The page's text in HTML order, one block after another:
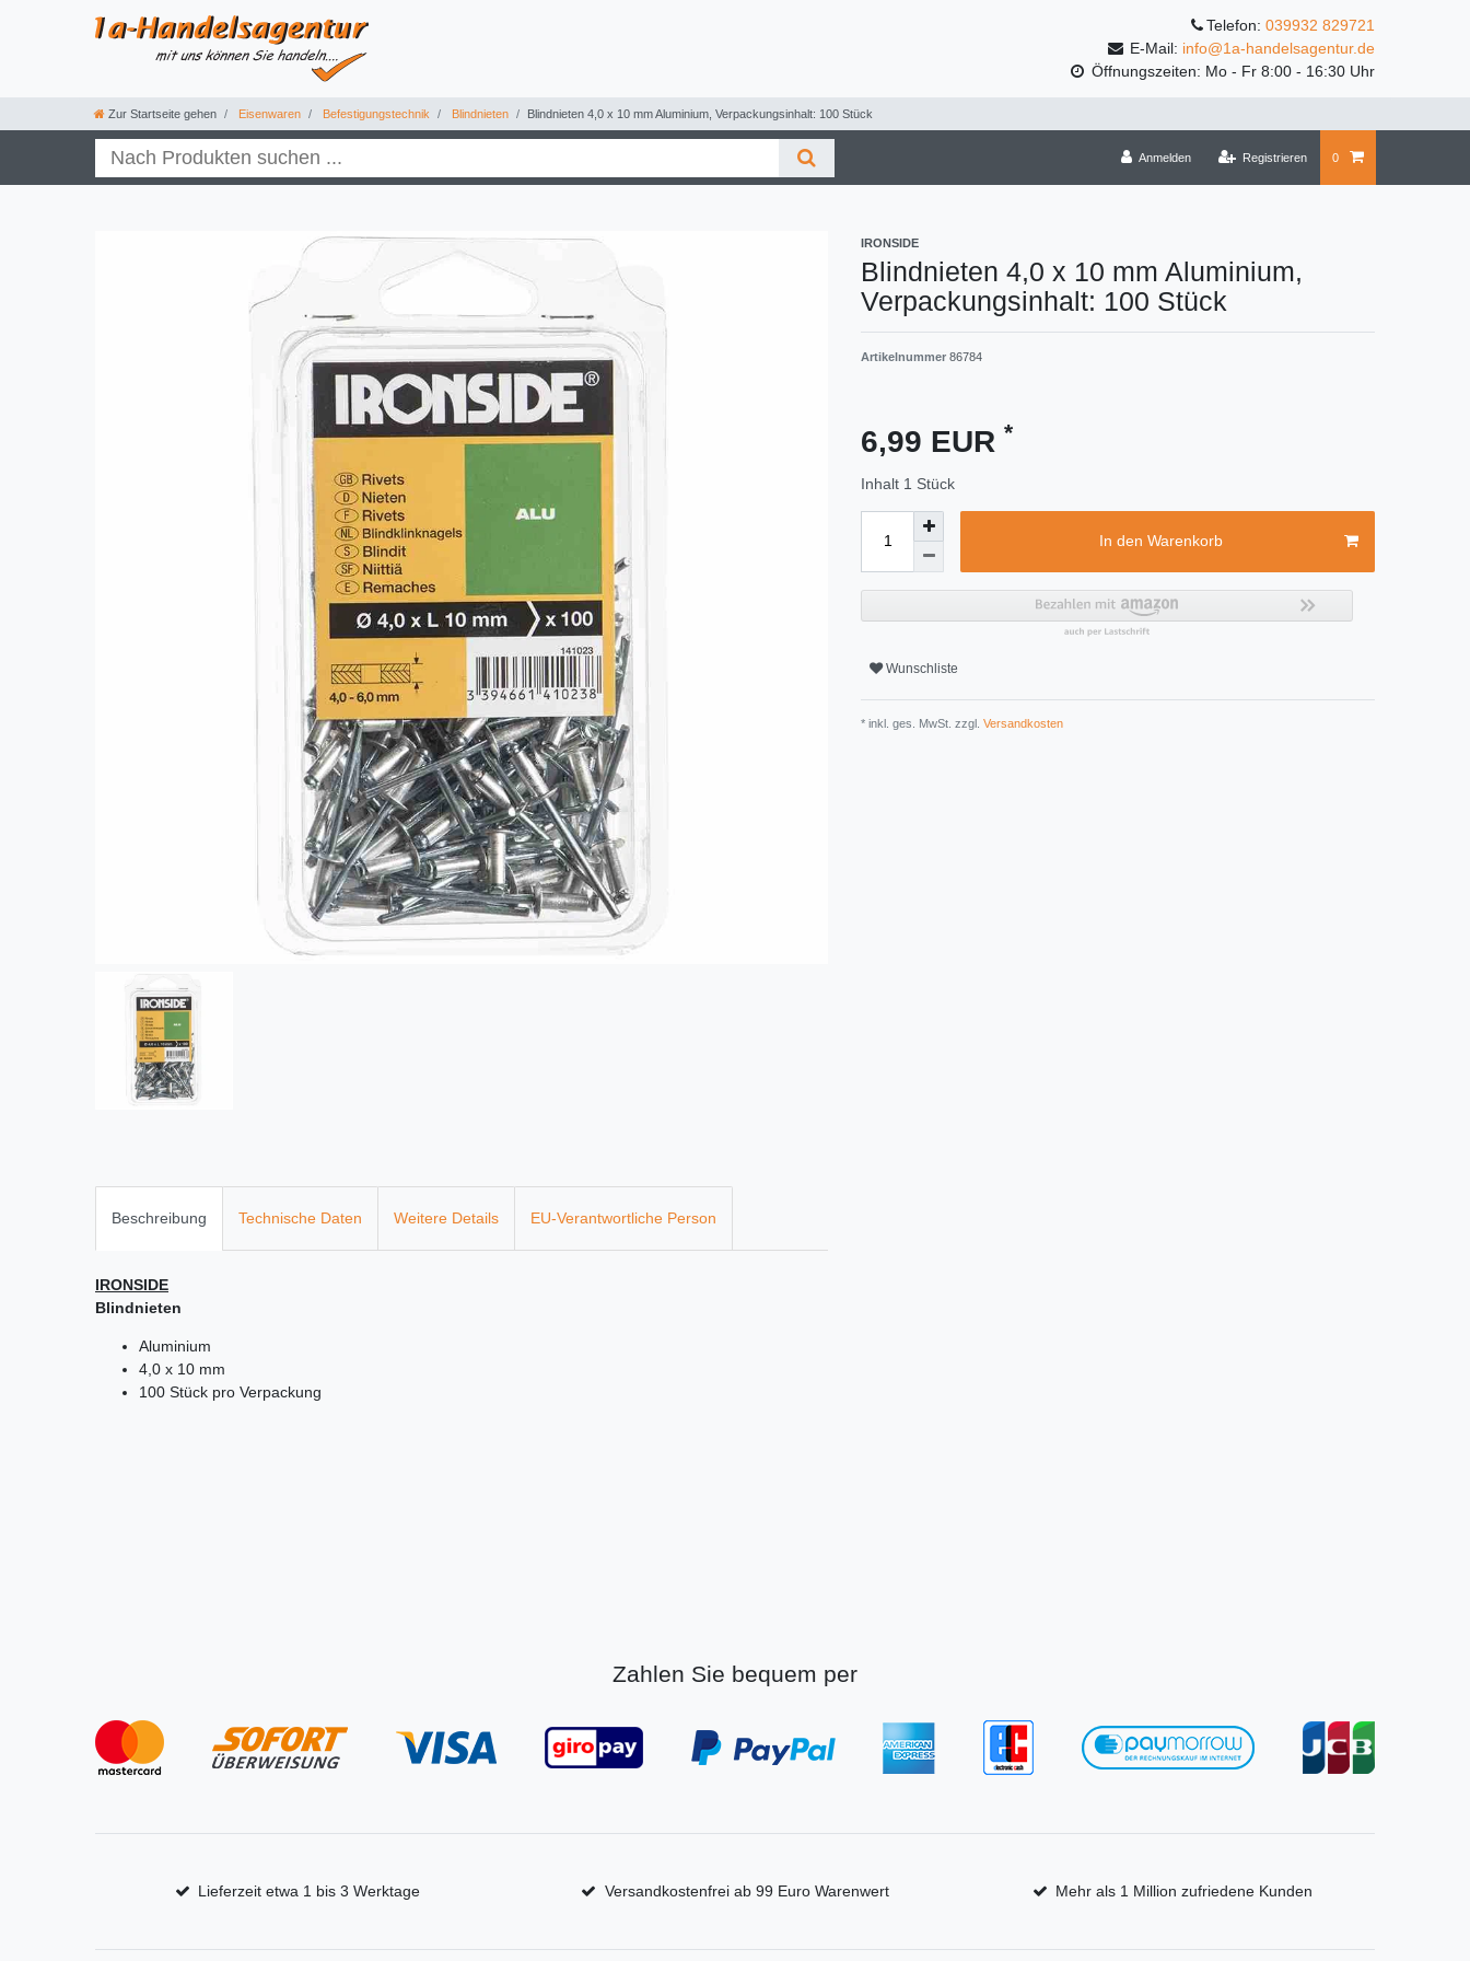
Telefon: 039932 829721
E-Mail: info@1a-handelsagentur.de
Öffnungszeiten: Mo - Fr 8:00 - 16:30 Uhr
Zur Startseite gehen Eisenwaren Befestigungstechnik Blindnieten Blindnieten 4,0 x 10 mm Aluminium, Verpackungsinhalt: 100 Stück
Anmelden Registrieren 0
IRONSIDE
Blindnieten 4,0 x 10 mm Aluminium,
Verpackungsinhalt: 100 Stück
Artikelnummer 86784
6,99 EUR *
Inhalt 1 Stück
In den Warenkorb
Wunschliste
* inkl. ges. MwSt. zzgl. Versandkosten
Beschreibung Technische Daten Weitere Details EU-Verantwortliche Person
IRONSIDE
Blindnieten
Aluminium
4,0 x 10 mm
100 Stück pro Verpackung
Zahlen Sie bequem per
Lieferzeit etwa 1 bis 3 Werktage Versandkostenfrei ab 99 Euro Warenwert Mehr als 1 Million zufriedene Kunden